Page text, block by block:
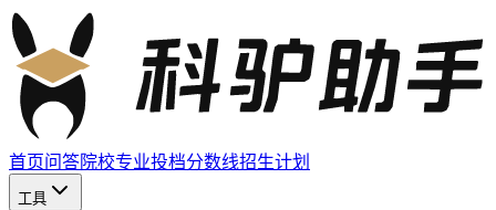
首页问答院校专业投档分数线招生计划
工具